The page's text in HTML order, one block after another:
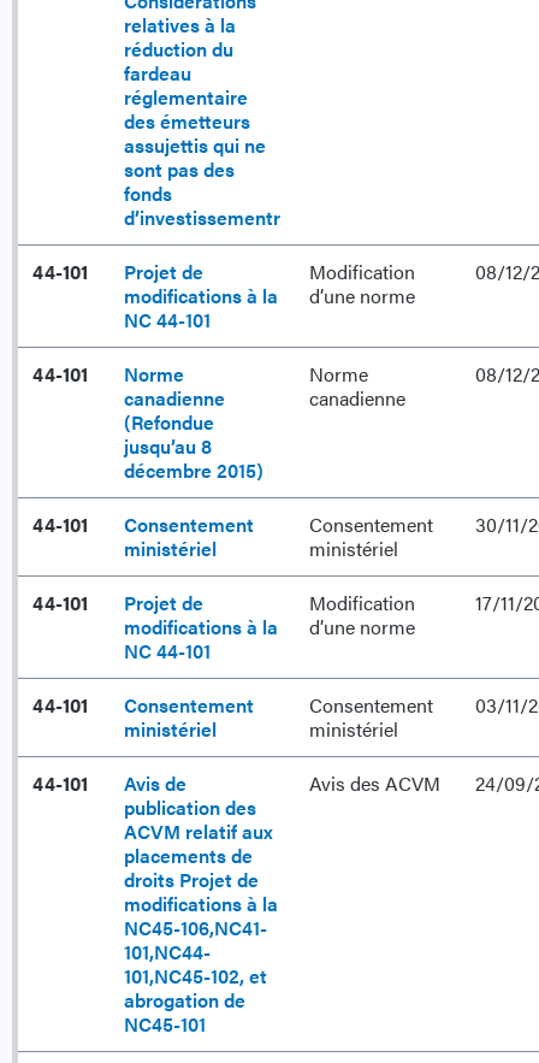
relatives à la
réduction du
fardeau
réglementaire
des émetteurs
assujettis qui ne
sont pas des
fonds
d’investissementr
44-101
Projet de
modifications à la
NC 44-101
Modification
d’une norme
08/12/
44-101
Norme
canadienne
(Refondue
jusqu’au 8
décembre 2015)
Norme
canadienne
08/12/
44-101
Consentement
ministériel
Consentement
ministériel
30/11/
44-101
Projet de
modifications à la
NC 44-101
Modification
d’une norme
17/11/
44-101
Consentement
ministériel
Consentement
ministériel
03/11/
44-101
Avis de
publication des
ACVM relatif aux
placements de
droits Projet de
modifications à la
NC45-106,NC41-
101,NC44-
101,NC45-102, et
abrogation de
NC45-101
Avis des ACVM 24/09/